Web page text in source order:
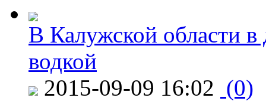
В Калужской области в
водкой
2015-09-09 16:02 (0)